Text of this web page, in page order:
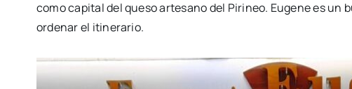
como capital del queso artesano del Pirineo. Eugene es un
ordenar el itinerario.